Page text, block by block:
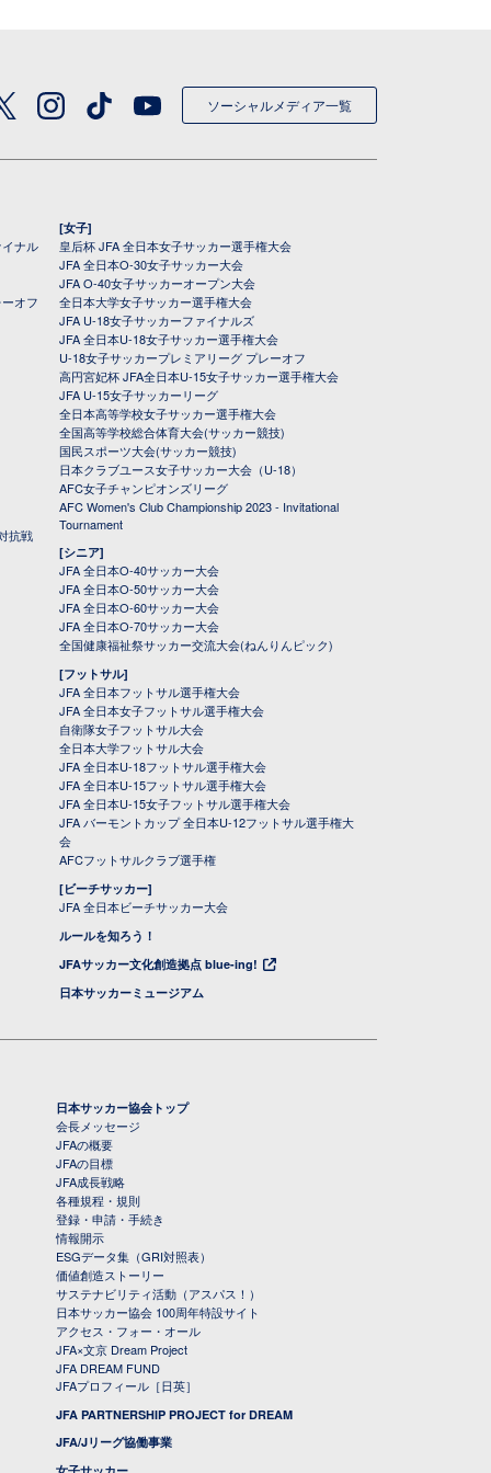
ソーシャルメディア一覧
ナル
オフ
抗戦
[女子]
皇后杯 JFA 全日本女子サッカー選手権大会
JFA 全日本O-30女子サッカー大会
JFA O-40女子サッカーオープン大会
全日本大学女子サッカー選手権大会
JFA U-18女子サッカーファイナルズ
JFA 全日本U-18女子サッカー選手権大会
U-18女子サッカープレミアリーグ プレーオフ
高円宮妃杯 JFA全日本U-15女子サッカー選手権大会
JFA U-15女子サッカーリーグ
全日本高等学校女子サッカー選手権大会
全国高等学校総合体育大会(サッカー競技)
国民スポーツ大会(サッカー競技)
日本クラブユース女子サッカー大会（U-18）
AFC女子チャンピオンズリーグ
AFC Women's Club Championship 2023 - Invitational
Tournament
[シニア]
JFA 全日本O-40サッカー大会
JFA 全日本O-50サッカー大会
JFA 全日本O-60サッカー大会
JFA 全日本O-70サッカー大会
全国健康福祉祭サッカー交流大会(ねんりんピック)
[フットサル]
JFA 全日本フットサル選手権大会
JFA 全日本女子フットサル選手権大会
自衛隊女子フットサル大会
全日本大学フットサル大会
JFA 全日本U-18フットサル選手権大会
JFA 全日本U-15フットサル選手権大会
JFA 全日本U-15女子フットサル選手権大会
JFA バーモントカップ 全日本U-12フットサル選手権大
会
AFCフットサルクラブ選手権
[ビーチサッカー]
JFA 全日本ビーチサッカー大会
ルールを知ろう！
JFAサッカー文化創造拠点 blue-ing!
日本サッカーミュージアム
日本サッカー協会トップ
会長メッセージ
JFAの概要
JFAの目標
JFA成長戦略
各種規程・規則
登録・申請・手続き
情報開示
ESGデータ集（GRI対照表）
価値創造ストーリー
サステナビリティ活動（アスパス！）
日本サッカー協会 100周年特設サイト
アクセス・フォー・オール
JFA×文京 Dream Project
JFA DREAM FUND
JFAプロフィール［日英］
JFA PARTNERSHIP PROJECT for DREAM
JFA/Jリーグ協働事業